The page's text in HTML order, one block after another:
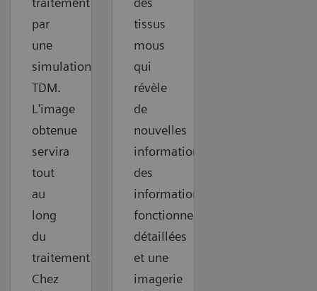
par
une
simulation
TDM.
L'image
obtenue
servira
tout
au
long
du
traitement.
Chez
tissus
mous
qui
révèle
de
nouvelles
informations,
des
informations
fonctionnelles
détaillées
et une
imagerie